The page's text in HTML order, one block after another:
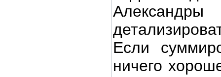
Если
ничего